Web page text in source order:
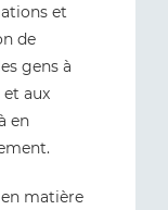
et
de
gens à
aux
en
matière